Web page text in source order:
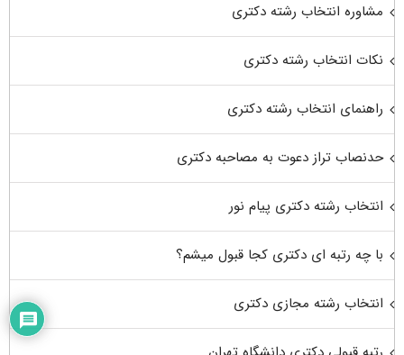
مشاوره انتخاب رشته دکتری
نکات انتخاب رشته دکتری
راهنمای انتخاب رشته دکتری
حدنصاب تراز دعوت به مصاحبه دکتری
انتخاب رشته دکتری پیام نور
با چه رتبه ای دکتری کجا قبول میشم؟
انتخاب رشته مجازی دکتری